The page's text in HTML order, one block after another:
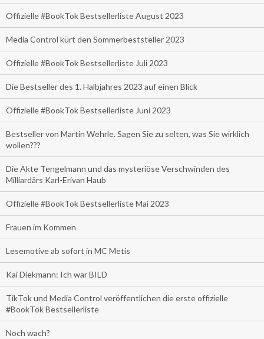
Offizielle #BookTok Bestsellerliste August 2023
Media Control kürt den Sommerbeststeller 2023
Offizielle #BookTok Bestsellerliste Juli 2023
Die Bestseller des 1. Halbjahres 2023 auf einen Blick
Offizielle #BookTok Bestsellerliste Juni 2023
Bestseller von Martin Wehrle. Sagen Sie zu selten, was Sie wirklich
wollen???
Die Akte Tengelmann und das mysteriöse Verschwinden des
Milliardärs Karl-Erivan Haub
Offizielle #BookTok Bestsellerliste Mai 2023
Frauen im Kommen
Lesemotive ab sofort in MC Metis
Kai Diekmann: Ich war BILD
TikTok und Media Control veröffentlichen die erste offizielle
#BookTok Bestsellerliste
Noch wach?